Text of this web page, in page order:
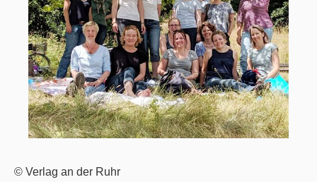
© Verlag an der Ruhr